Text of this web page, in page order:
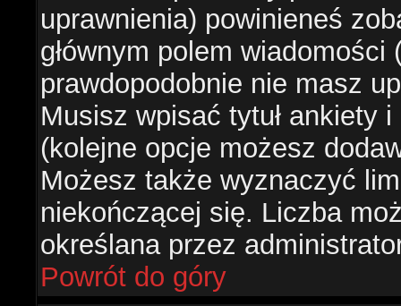
uprawnienia) powinieneś
głównym polem
prawdopodobnie nie masz
Musisz wpisać tytuł ankiety
(kolejne opcje możesz
Możesz także wyznaczyć
niekończącej się. Liczba
określana przez
Powrót do góry